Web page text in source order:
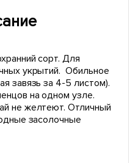
сорт. Для
укрытий. Обильное
завязь за 4-5 листом).
на одном узле.
не желтеют. Отличный
засолочные